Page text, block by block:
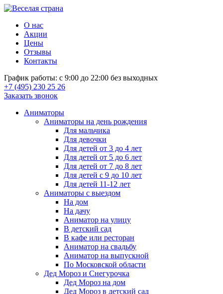
О нас
Акции
Цены
Отзывы
Контакты
График работы: с 9:00 до 22:00 без выходных
+7 (495) 230 25 26
Заказать звонок
Аниматоры
Аниматоры на день рождения
Для мальчика
Для девочки
Для детей от 3 до 4 лет
Для детей от 5 до 6 лет
Для детей от 7 до 8 лет
Для детей с 9 до 10 лет
Для детей 11-12 лет
Аниматоры с выездом
На дом
На дачу
Аниматор на улицу
В детский сад
В кафе или ресторан
Аниматор на свадьбу
Аниматор на выпускной
По Московской области
Дед Мороз и Снегурочка
Дед Мороз на дом
Дед Мороз в детский сад